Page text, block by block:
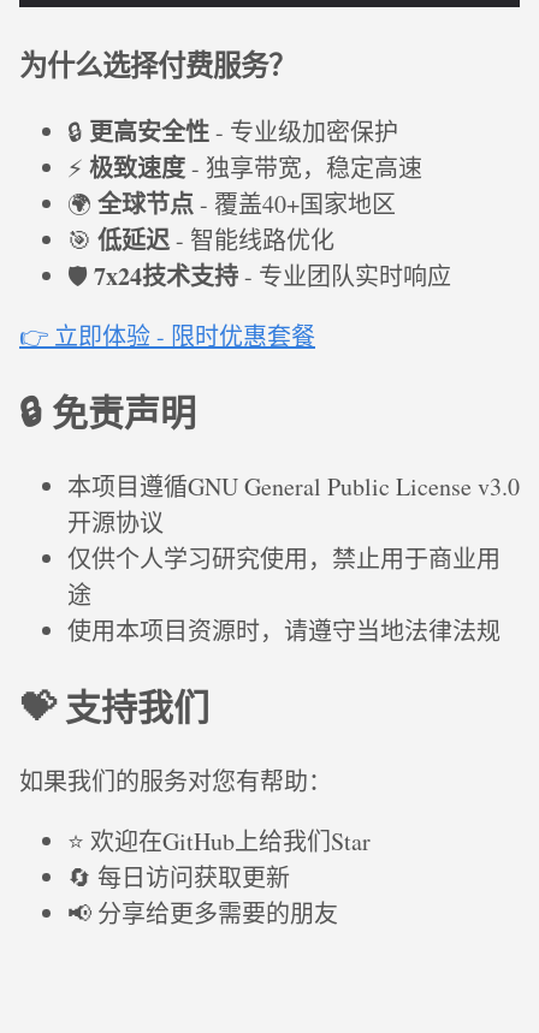
为什么选择付费服务？
🔒 更高安全性- 专业级加密保护
⚡ 极致速度- 独享带宽，稳定高速
🌍 全球节点- 覆盖40+国家地区
🎯 低延迟- 智能线路优化
🛡️7x24技术支持- 专业团队实时响应
👉 立即体验 - 限时优惠套餐
🔒 免责声明
本项目遵循GNU General Public License v3.0
开源协议
仅供个人学习研究使用，禁止用于商业用
途
使用本项目资源时，请遵守当地法律法规
💝 支持我们
如果我们的服务对您有帮助：
⭐ 欢迎在GitHub上给我们Star
🔄 每日访问获取更新
📢 分享给更多需要的朋友